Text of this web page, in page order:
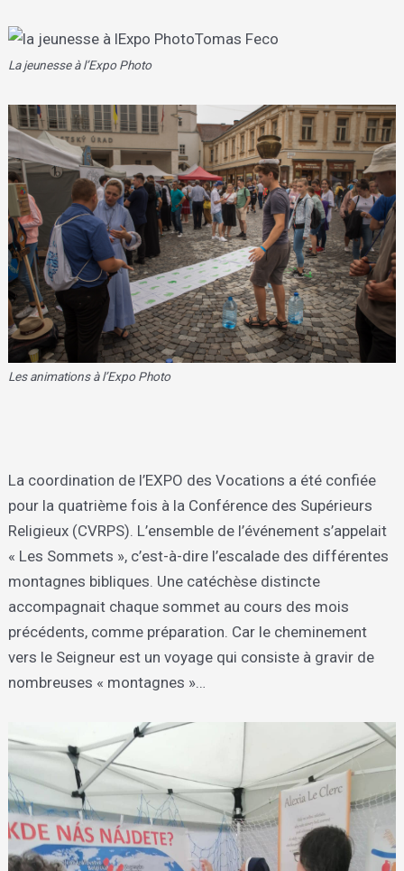
La jeunesse à l’Expo Photo
Les animations à l’Expo Photo
La coordination de l’EXPO des Vocations a été confiée
pour la quatrième fois à la Conférence des Supérieurs
Religieux (CVRPS). L’ensemble de l’événement s’appelait
« Les Sommets », c’est-à-dire l’escalade des différentes
montagnes bibliques. Une catéchèse distincte
accompagnait chaque sommet au cours des mois
précédents, comme préparation. Car le cheminement
vers le Seigneur est un voyage qui consiste à gravir de
nombreuses « montagnes »…